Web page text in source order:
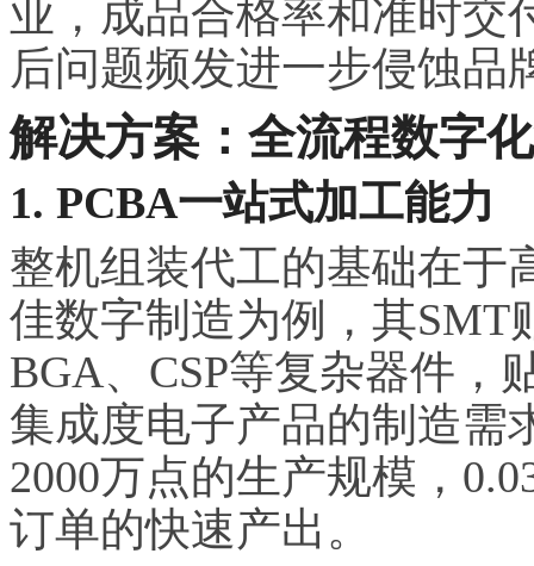
业，成品合格率和准时交
后问题频发进一步侵蚀品
解决方案：全流程数字
1. PCBA一站式加工能力
整机组装代工的基础在于
佳数字制造为例，其SMT
BGA、CSP等复杂器件，
集成度电子产品的制造需
2000万点的生产规模，
订单的快速产出。